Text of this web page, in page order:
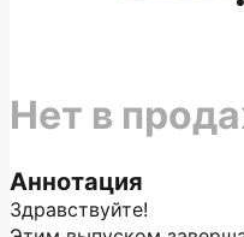
Аннотация
Здравствуйте!
Нет в